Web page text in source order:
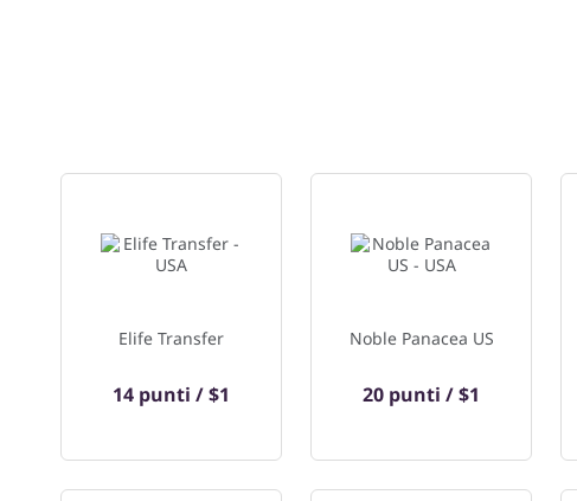
Elife Transfer
14 punti / $1
Noble Panacea US
20 punti / $1